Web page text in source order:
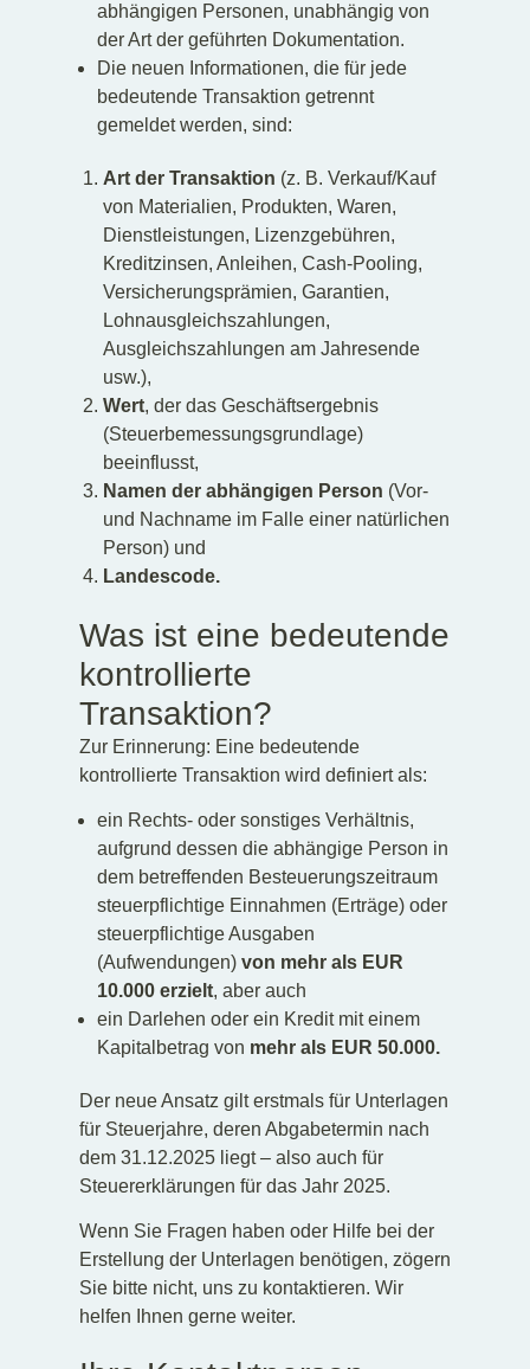
abhängigen Personen, unabhängig von
der Art der geführten Dokumentation.
Die neuen Informationen, die für jede
bedeutende Transaktion getrennt
gemeldet werden, sind:
Art der Transaktion (z. B. Verkauf/Kauf
von Materialien, Produkten, Waren,
Dienstleistungen, Lizenzgebühren,
Kreditzinsen, Anleihen, Cash-Pooling,
Versicherungsprämien, Garantien,
Lohnausgleichszahlungen,
Ausgleichszahlungen am Jahresende
usw.),
Wert, der das Geschäftsergebnis
(Steuerbemessungsgrundlage)
beeinflusst,
Namen der abhängigen Person (Vor-
und Nachname im Falle einer natürlichen
Person) und
Landescode.
Was ist eine bedeutende
kontrollierte
Transaktion?
Zur Erinnerung: Eine bedeutende
kontrollierte Transaktion wird definiert als:
ein Rechts- oder sonstiges Verhältnis,
aufgrund dessen die abhängige Person in
dem betreffenden Besteuerungszeitraum
steuerpflichtige Einnahmen (Erträge) oder
steuerpflichtige Ausgaben
(Aufwendungen)von mehr als EUR
10.000 erzielt, aber auch
ein Darlehen oder ein Kredit mit einem
Kapitalbetrag von mehr als EUR 50.000.
Der neue Ansatz gilt erstmals für Unterlagen
für Steuerjahre, deren Abgabetermin nach
dem 31.12.2025 liegt – also auch für
Steuererklärungen für das Jahr 2025.
Wenn Sie Fragen haben oder Hilfe bei der
Erstellung der Unterlagen benötigen, zögern
Sie bitte nicht, uns zu kontaktieren. Wir
helfen Ihnen gerne weiter.